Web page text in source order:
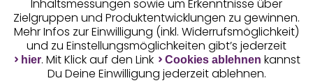
Unsere Apps
Inhaltsmessungen sowie um Erkenntnisse über
Zielgruppen und Produktentwicklungen zu gewinnen.
Mehr Infos zur Einwilligung (inkl. Widerrufsmöglichkeit)
und zu Einstellungsmöglichkeiten gibt’s jederzeit
hier. Mit Klick auf den Link Cookies ablehnen kannst
Du Deine Einwilligung jederzeit ablehnen.